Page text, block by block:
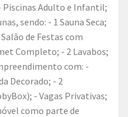
Piscinas Adulto e Infantil;
sendo: - 1 Sauna Seca;
de Festas com
Completo; - 2 Lavabos;
com: -
Decorado; - 2
- Vagas Privativas;
como parte de